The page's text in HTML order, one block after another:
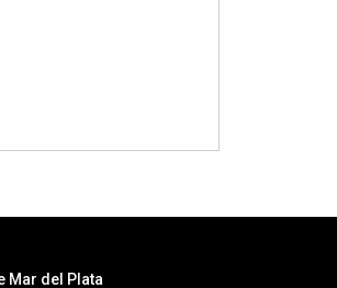
Mar del Plata